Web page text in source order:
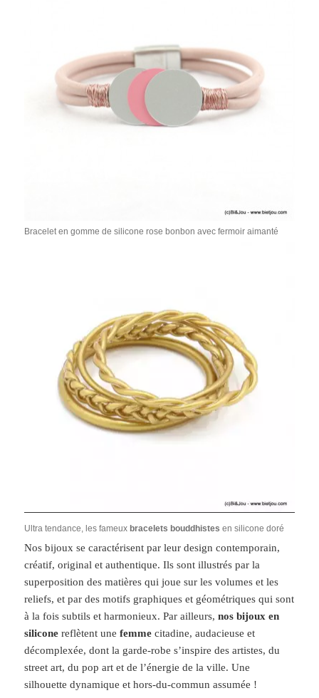
Bracelet en gomme de silicone rose bonbon avec fermoir aimanté
Ultra tendance, les fameux bracelets bouddhistes en silicone doré
Nos bijoux se caractérisent par leur design contemporain,
créatif, original et authentique. Ils sont illustrés par la
superposition des matières qui joue sur les volumes et les
reliefs, et par des motifs graphiques et géométriques qui sont
à la fois subtils et harmonieux. Par ailleurs,nos bijoux en
silicone reflètent unefemme citadine, audacieuse et
décomplexée, dont la garde-robe s’inspire des artistes, du
street art, du pop art et de l’énergie de la ville. Une
silhouette dynamique et hors-du-commun assumée !